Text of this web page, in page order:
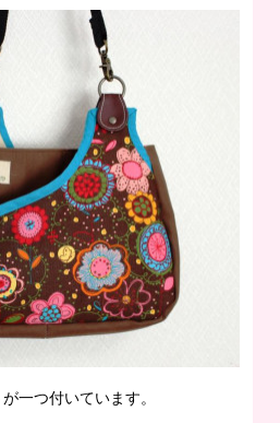
一つ付いています。